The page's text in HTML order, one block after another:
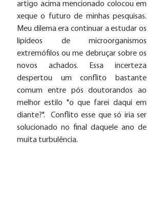
artigo acima mencionado colocou em
xeque o futuro de minhas pesquisas.
Meu dilema era continuar a estudar os
lipídeos de microorganismos
extremófilos ou me debruçar sobre os
novos achados. Essa incerteza
despertou um conflito bastante
comum entre pós doutorandos ao
melhor estilo "o que farei daqui em
diante?".  Conflito esse que só iria ser
solucionado no final daquele ano de
muita turbulência.